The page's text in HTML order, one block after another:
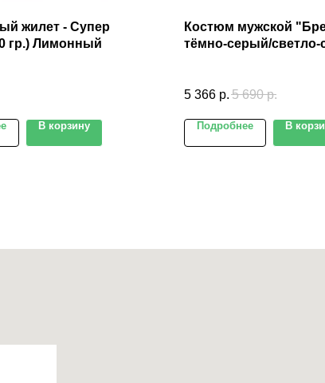
жилет - Супер
гр.) Лимонный
В корзину
Костюм мужской
тёмно-серый/светло-
5 366 р. 5 690 р.
Подробнее В